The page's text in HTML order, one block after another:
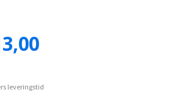
leveringstid